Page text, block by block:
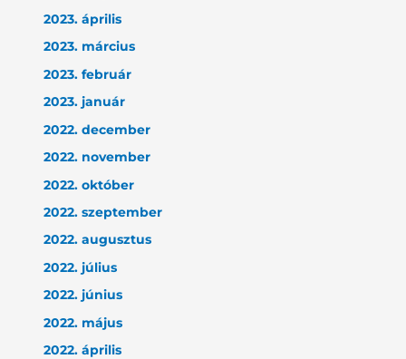
2023. április
2023. március
2023. február
2023. január
2022. december
2022. november
2022. október
2022. szeptember
2022. augusztus
2022. július
2022. június
2022. május
2022. április